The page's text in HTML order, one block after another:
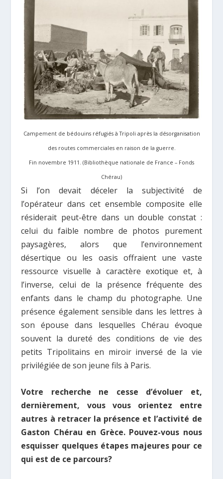
Campement de bédouins réfugiés à Tripoli après la désorganisation
des routes commerciales en raison de la guerre.
Fin novembre 1911. (Bibliothèque nationale de France – Fonds
Chérau)
Si l’on devait déceler la subjectivité de
l’opérateur dans cet ensemble composite elle
résiderait peut-être dans un double constat :
celui du faible nombre de photos purement
paysagères, alors que l’environnement
désertique ou les oasis offraient une vaste
ressource visuelle à caractère exotique et, à
l’inverse, celui de la présence fréquente des
enfants dans le champ du photographe. Une
présence également sensible dans les lettres à
son épouse dans lesquelles Chérau évoque
souvent la dureté des conditions de vie des
petits Tripolitains en miroir inversé de la vie
privilégiée de son jeune fils à Paris.
Votre recherche ne cesse d’évoluer et,
dernièrement, vous vous orientez entre
autres à retracer la présence et l’activité de
Gaston Chérau en Grèce. Pouvez-vous nous
esquisser quelques étapes majeures pour ce
qui est de ce parcours?